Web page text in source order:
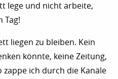
lege und nicht arbeite,
Tag!
liegen zu bleiben. Kein
könnte, keine Zeitung,
zappe ich durch die Kanäle